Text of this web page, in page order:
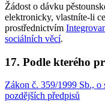
Žádost o dávku
elektronicky, vlastníte-li
prostřednictvím
sociálních věcí.
17. Podle kterého
Zákon č. 359/1999 Sb., o
pozdějších předpisů